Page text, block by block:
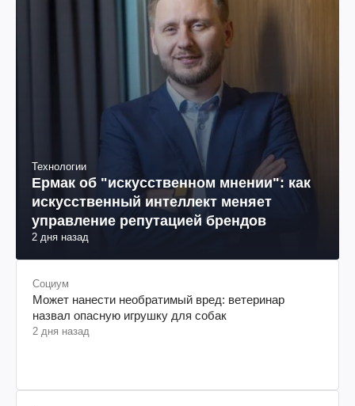
Технологии
Ермак об "искусственном мнении": как
искусственный интеллект меняет
управление репутацией брендов
2 дня назад
Социум
Может нанести необратимый вред: ветеринар
назвал опасную игрушку для собак
2 дня назад